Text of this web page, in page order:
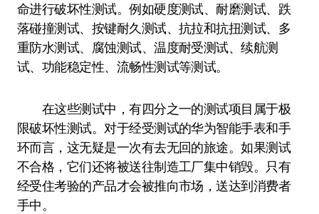
命进行破坏性测试。例如硬度测试、耐磨测试、跌
落碰撞测试、按键耐久测试、抗拉和抗扭测试、多
重防水测试、腐蚀测试、温度耐受测试、续航测
试、功能稳定性、流畅性测试等测试。
在这些测试中，有四分之一的测试项目属于极
限破坏性测试。对于经受测试的华为智能手表和手
环而言，这无疑是一次有去无回的旅途。如果测试
不合格，它们还将被送往制造工厂集中销毁。只有
经受住考验的产品才会被推向市场，送达到消费者
手中。